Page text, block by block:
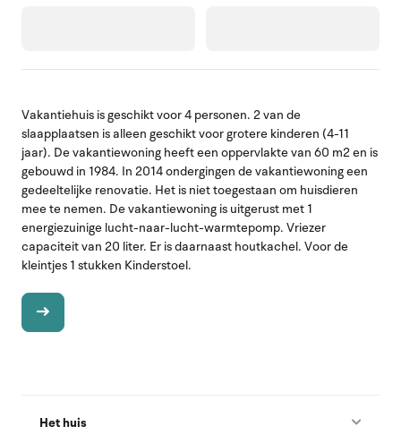
Vakantiehuis is geschikt voor 4 personen. 2 van de
slaapplaatsen is alleen geschikt voor grotere kinderen (4-11
jaar). De vakantiewoning heeft een oppervlakte van 60 m2 en is
gebouwd in 1984. In 2014 ondergingen de vakantiewoning een
gedeeltelijke renovatie. Het is niet toegestaan om huisdieren
mee te nemen. De vakantiewoning is uitgerust met 1
energiezuinige lucht-naar-lucht-warmtepomp. Vriezer
capaciteit van 20 liter. Er is daarnaast houtkachel. Voor de
kleintjes 1 stukken Kinderstoel.
Het huis